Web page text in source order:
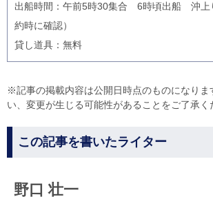
出船時間：午前5時30集合 6時頃出船 沖上
約時に確認）
貸し道具：無料
※記事の掲載内容は公開日時点のものになりま
い、変更が生じる可能性があることをご了承く
この記事を書いたライター
野口 壮一